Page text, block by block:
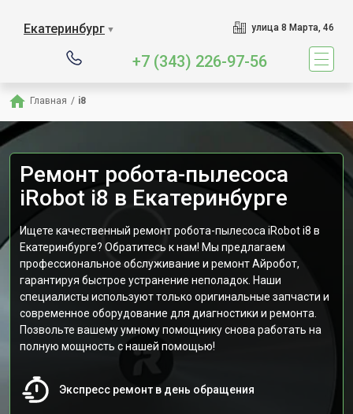
Екатеринбург ▼ улица 8 Марта, 46
+7 (343) 226-97-56
Главная / i8
Ремонт робота-пылесоса
iRobot i8 в Екатеринбурге
Ищете качественный ремонт робота-пылесоса iRobot i8 в
Екатеринбурге? Обратитесь к нам! Мы предлагаем
профессиональное обслуживание и ремонт Айробот,
гарантируя быстрое устранение неполадок. Наши
специалисты используют только оригинальные запчасти и
современное оборудование для диагностики и ремонта.
Позвольте вашему умному помощнику снова работать на
полную мощность с нашей помощью!
Экспресс ремонт в день обращения